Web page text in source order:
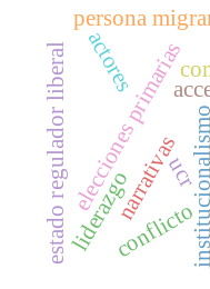
institucionalismo
elecciones primarias
estado regulador liberal narrativas
persona
conflicto
actores
ucr
liderazgo